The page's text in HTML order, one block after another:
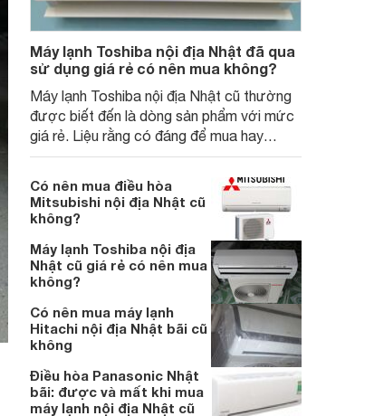
Máy lạnh Toshiba nội địa Nhật đã qua
sử dụng giá rẻ có nên mua không?
Máy lạnh Toshiba nội địa Nhật cũ thường
được biết đến là dòng sản phẩm với mức
giá rẻ. Liệu rằng có đáng để mua hay
không? Hãy cùng Websosanh tìm hiểu qua
bài chia sẻ dưới đây.
Có nên mua điều hòa
Mitsubishi nội địa Nhật cũ
không?
Máy lạnh Toshiba nội địa
Nhật cũ giá rẻ có nên mua
không?
Có nên mua máy lạnh
Hitachi nội địa Nhật bãi cũ
không
Điều hòa Panasonic Nhật
bãi: được và mất khi mua
máy lạnh nội địa Nhật cũ